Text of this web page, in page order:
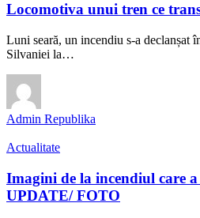
Locomotiva unui tren ce
Luni seară, un incendiu s-a declanșat
Silvaniei la…
Admin Republika
Actualitate
Imagini de la incendiul care
UPDATE/ FOTO